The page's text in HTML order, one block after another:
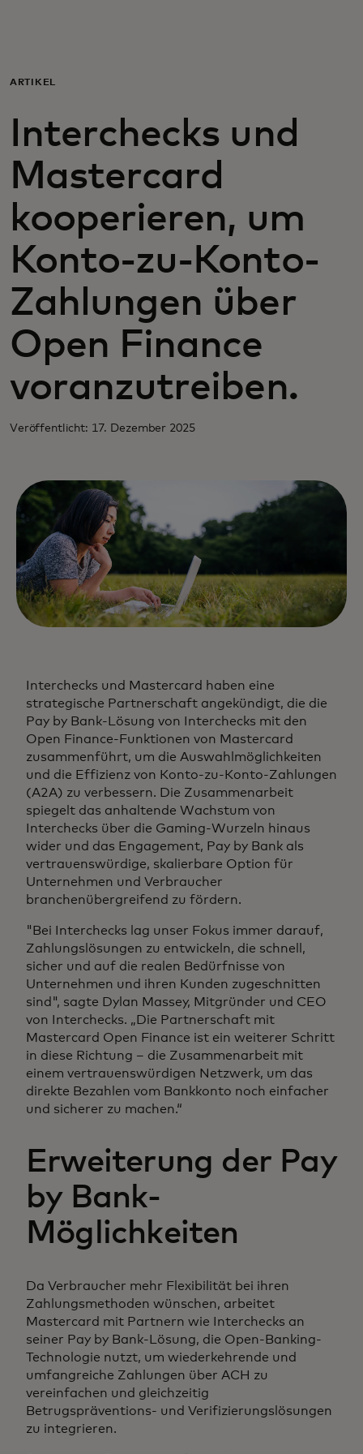
Für Unternehmen
Für die Welt
Für Innovatoren
Neuigkeiten und Trends
ARTIKEL
Interchecks und
Mastercard
kooperieren, um
Konto-zu-Konto-
Zahlungen über
Open Finance
voranzutreiben.
Veröffentlicht: 17. Dezember 2025
Interchecks und Mastercard haben eine
strategische Partnerschaft angekündigt, die die
Pay by Bank-Lösung von Interchecks mit den
Open Finance-Funktionen von Mastercard
zusammenführt, um die Auswahlmöglichkeiten
und die Effizienz von Konto-zu-Konto-Zahlungen
(A2A) zu verbessern. Die Zusammenarbeit
spiegelt das anhaltende Wachstum von
Interchecks über die Gaming-Wurzeln hinaus
wider und das Engagement, Pay by Bank als
vertrauenswürdige, skalierbare Option für
Unternehmen und Verbraucher
branchenübergreifend zu fördern.
"Bei Interchecks lag unser Fokus immer darauf,
Zahlungslösungen zu entwickeln, die schnell,
sicher und auf die realen Bedürfnisse von
Unternehmen und ihren Kunden zugeschnitten
sind", sagte Dylan Massey, Mitgründer und CEO
von Interchecks. „Die Partnerschaft mit
Mastercard Open Finance ist ein weiterer Schritt
in diese Richtung – die Zusammenarbeit mit
einem vertrauenswürdigen Netzwerk, um das
direkte Bezahlen vom Bankkonto noch einfacher
und sicherer zu machen.“
Erweiterung der Pay
by Bank-
Möglichkeiten
Da Verbraucher mehr Flexibilität bei ihren
Zahlungsmethoden wünschen, arbeitet
Mastercard mit Partnern wie Interchecks an
seiner Pay by Bank-Lösung, die Open-Banking-
Technologie nutzt, um wiederkehrende und
umfangreiche Zahlungen über ACH zu
vereinfachen und gleichzeitig
Betrugspräventions- und Verifizierungslösungen
zu integrieren.